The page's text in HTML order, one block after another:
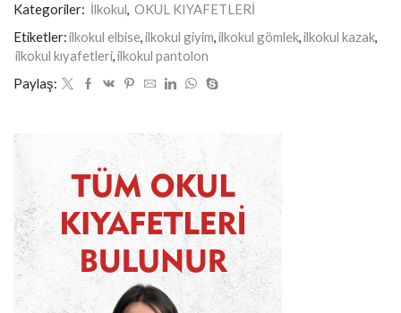
Kategoriler: İlkokul, OKUL KIYAFETLERİ
Etiketler:ilkokul elbise,ilkokul giyim,ilkokul gömlek,ilkokul kazak,
ilkokul kıyafetleri,ilkokul pantolon
Paylaş: